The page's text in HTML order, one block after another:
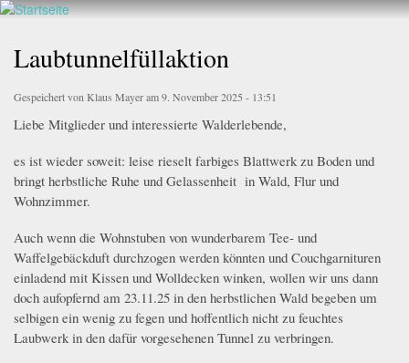
Direkt
Inhalt
Walderlebnis
e.V.
hier
Laubtunnelfüllaktion
Gespeichert von Klaus Mayeram 9. November 2025 - 13:51
Liebe Mitglieder und interessierte Walderlebende,
es ist wieder soweit: leise rieselt farbiges Blattwerk zu Boden und
bringt herbstliche Ruhe und Gelassenheit in Wald, Flur und
Wohnzimmer.
Auch wenn die Wohnstuben von wunderbarem Tee- und
Waffelgebäckduft durchzogen werden könnten und Couchgarnituren
einladend mit Kissen und Wolldecken winken, wollen wir uns dann
doch aufopfernd am 23.11.25 in den herbstlichen Wald begeben um
selbigen ein wenig zu fegen und hoffentlich nicht zu feuchtes
Laubwerk in den dafür vorgesehenen Tunnel zu verbringen.